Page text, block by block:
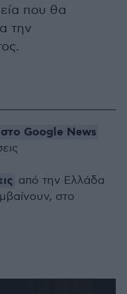
που θα
την
Google News
από την Ελλάδα
στο